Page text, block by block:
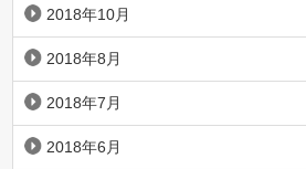
2018年10月
2018年8月
2018年7月
2018年6月